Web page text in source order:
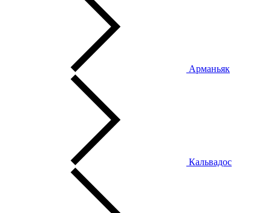
Арманьяк
Кальвадос